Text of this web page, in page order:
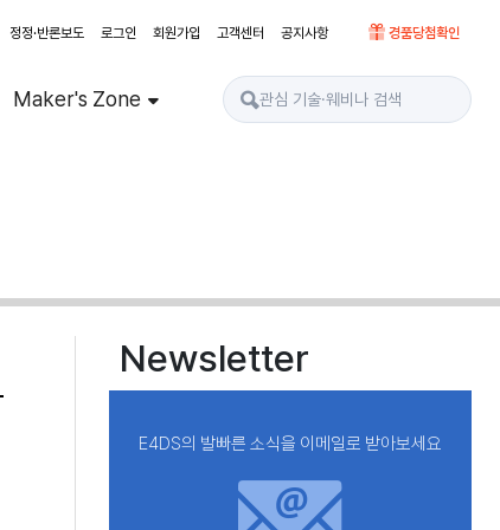
정정·반론보도 로그인 회원가입 고객센터 공지사항 경품당첨확인
Maker's Zone
Newsletter
E4DS의 발빠른 소식을 이메일로 받아보세요